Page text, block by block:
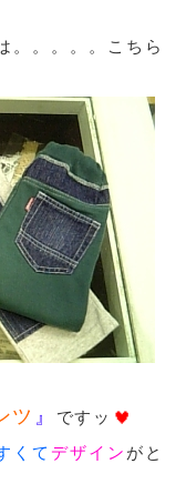
。。。。。こちら
ツ 』
ですッ
くて デザイン がと